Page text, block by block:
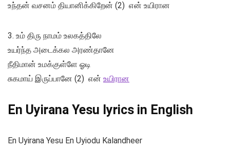
உந்தன் வசனம் தியானிக்கிறேன் (2) என் உயிரான
3. உம் திரு நாமம் உலகத்திலே
உயர்ந்த அடைக்கல அரண்தானே
நீதிமான் உமக்குள்ளே ஓடி
சுகமாய் இருப்பானே (2) என் உயிரான
En Uyirana Yesu lyrics in English
En Uyirana Yesu En Uyiodu Kalandheer